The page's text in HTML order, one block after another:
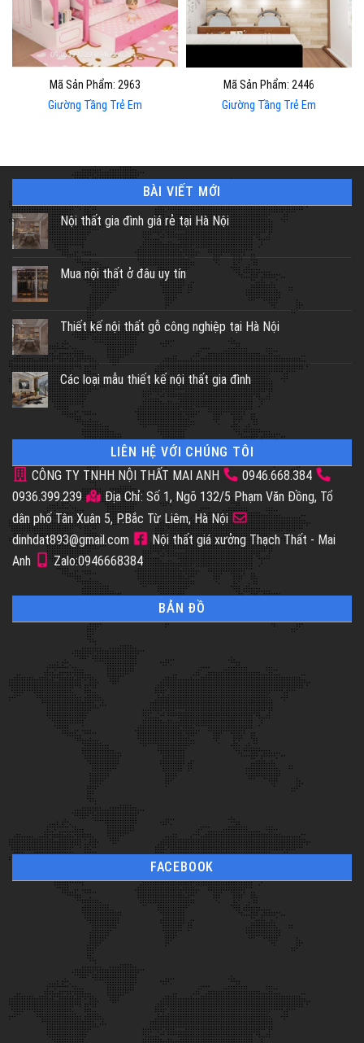
Mã Sản Phẩm: 2963
Giường Tầng Trẻ Em
Mã Sản Phẩm: 2446
Giường Tầng Trẻ Em
BÀI VIẾT MỚI
Nội thất gia đình giá rẻ tại Hà Nội
Mua nội thất ở đâu uy tín
Thiết kế nội thất gỗ công nghiệp tại Hà Nội
Các loại mẫu thiết kế nội thất gia đình
LIÊN HỆ VỚI CHÚNG TÔI
CÔNG TY TNHH NỘI THẤT MAI ANH
0946.668.384
0936.399.239
Địa Chỉ: Số 1, Ngõ 132/5 Phạm Văn Đồng, Tổ
dân phố Tân Xuân 5, P.Bắc Từ Liêm, Hà Nội
dinhdat893@gmail.com
Nội thất giá xưởng Thạch Thất - Mai
Anh
Zalo:0946668384
BẢN ĐỒ
FACEBOOK